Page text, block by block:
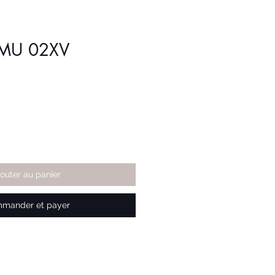
02XV
au panier
et payer